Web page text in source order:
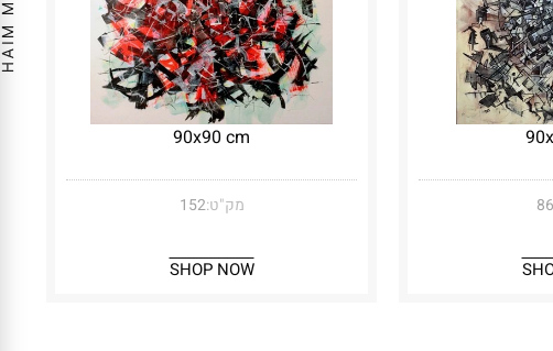
86
90x90 cm
מק"ט:152
SHOP NOW